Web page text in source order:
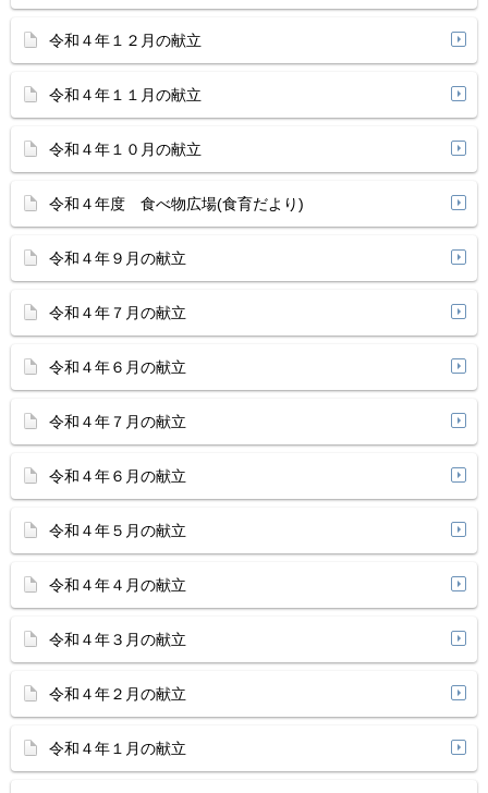
令和４年１２月の献立
令和４年１１月の献立
令和４年１０月の献立
令和４年度 食べ物広場(食育だより)
令和４年９月の献立
令和４年７月の献立
令和４年６月の献立
令和４年７月の献立
令和４年６月の献立
令和４年５月の献立
令和４年４月の献立
令和４年３月の献立
令和４年２月の献立
令和４年１月の献立